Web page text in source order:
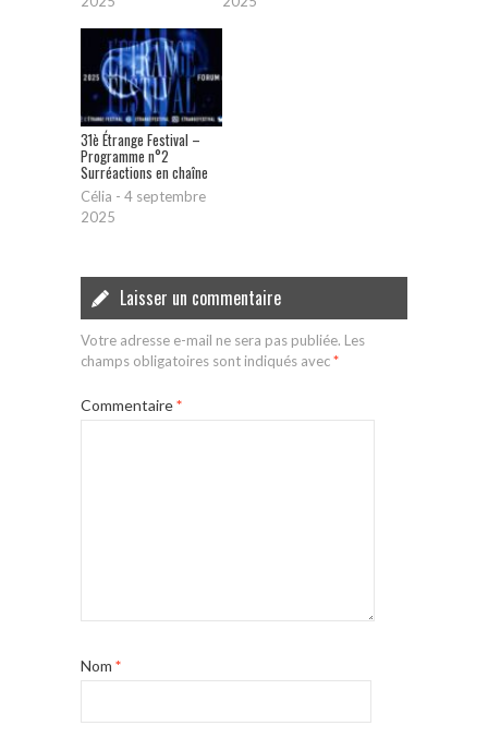
31è Étrange Festival –
Programme n°2
Surréactions en chaîne
Célia - 4 septembre
2025
Laisser un commentaire
Votre adresse e-mail ne sera pas publiée. Les
champs obligatoires sont indiqués avec*
Commentaire*
Nom *